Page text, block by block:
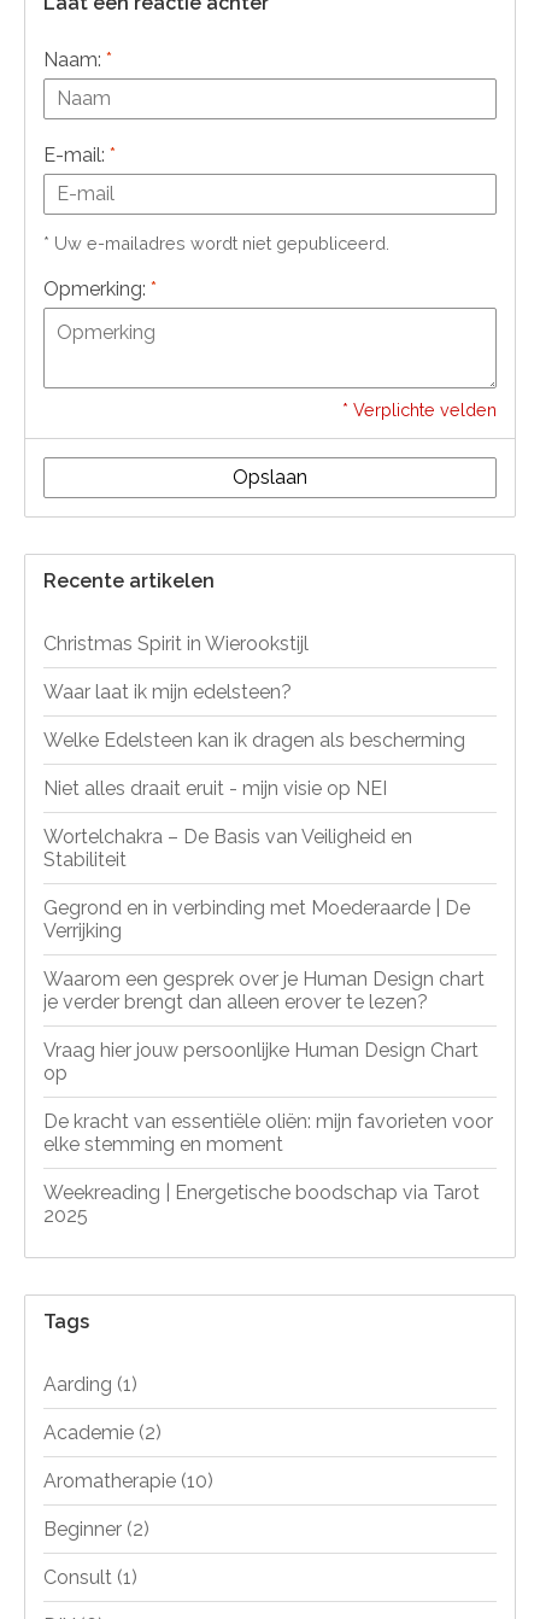
Naam: *
E-mail: *
* Uw e-mailadres wordt niet gepubliceerd.
Opmerking: *
* Verplichte velden
Opslaan
Recente artikelen
Christmas Spirit in Wierookstijl
Waar laat ik mijn edelsteen?
Welke Edelsteen kan ik dragen als bescherming
Niet alles draait eruit - mijn visie op NEI
Wortelchakra – De Basis van Veiligheid en
Stabiliteit
Gegrond en in verbinding met Moederaarde | De
Verrijking
Waarom een gesprek over je Human Design chart
je verder brengt dan alleen erover te lezen?
Vraag hier jouw persoonlijke Human Design Chart
op
De kracht van essentiële oliën: mijn favorieten voor
elke stemming en moment
Weekreading | Energetische boodschap via Tarot
2025
Tags
Aarding (1)
Academie (2)
Aromatherapie (10)
Beginner (2)
Consult (1)